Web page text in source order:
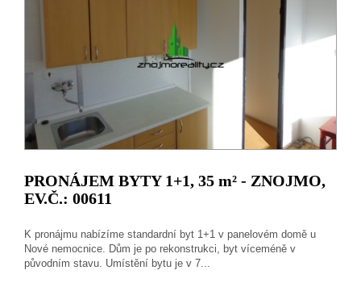
PRONÁJEM BYTY 1+1, 35 m² - ZNOJMO,
EV.Č.: 00611
K pronájmu nabízíme standardní byt 1+1 v panelovém domě u
Nové nemocnice. Dům je po rekonstrukci, byt víceméně v
původním stavu. Umístění bytu je v 7...